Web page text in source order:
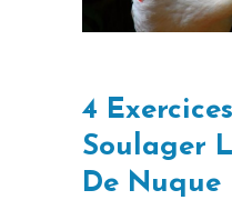
4
Soulager
De Nuque